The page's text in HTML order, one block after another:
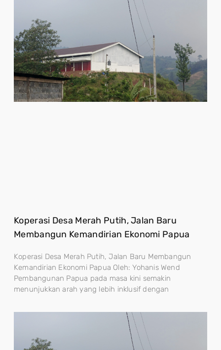
Koperasi Desa Merah Putih, Jalan Baru
Membangun Kemandirian Ekonomi Papua
Koperasi Desa Merah Putih, Jalan Baru Membangun
Kemandirian Ekonomi Papua Oleh: Yohanis Wend
Pembangunan Papua pada masa kini semakin
menunjukkan arah yang lebih inklusif dengan